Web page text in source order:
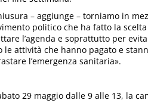
– aggiunge – torniamo in
politico che ha fatto la
l’agenda e soprattutto per
le attività che hanno pagato e
l’emergenza sanitaria».
29 maggio dalle 9 alle 13, la